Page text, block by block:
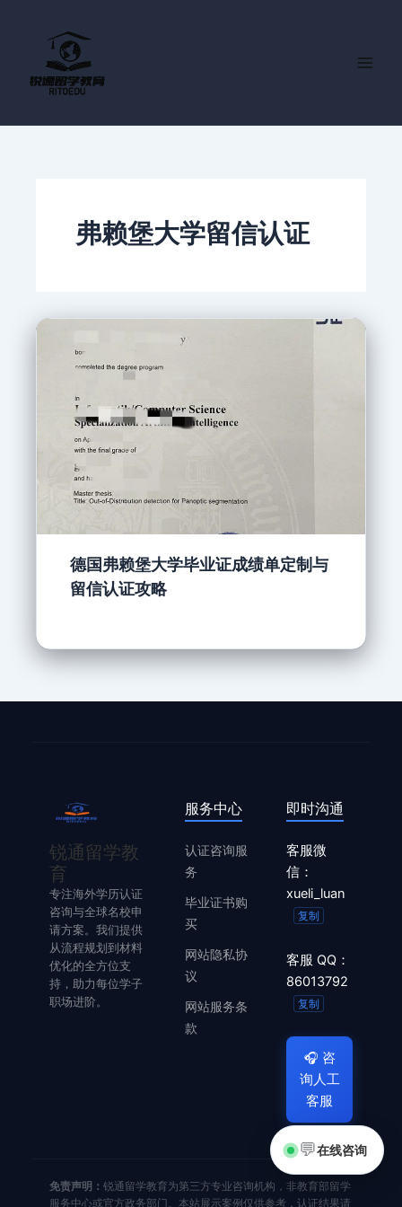
弗赖堡大学留信认证
德国弗赖堡大学毕业证成绩单定制与
留信认证攻略
锐通留学教
育
专注海外学历认证
咨询与全球名校申
请方案。我们提供
从流程规划到材料
优化的全方位支
持，助力每位学子
职场进阶。
服务中心
认证咨询服
务
毕业证书购
买
网站隐私协
议
网站服务条
款
即时沟通
客服微
信：
xueli_luan
复制
客服 QQ：
86013792
复制
🎧 咨
询人工
客服
免责声明： 锐通留学教育为第三方专业咨询机构，非教育部留学
服务中心或官方政务部门。本站展示案例仅供参考，认证结果请
💬在线咨询